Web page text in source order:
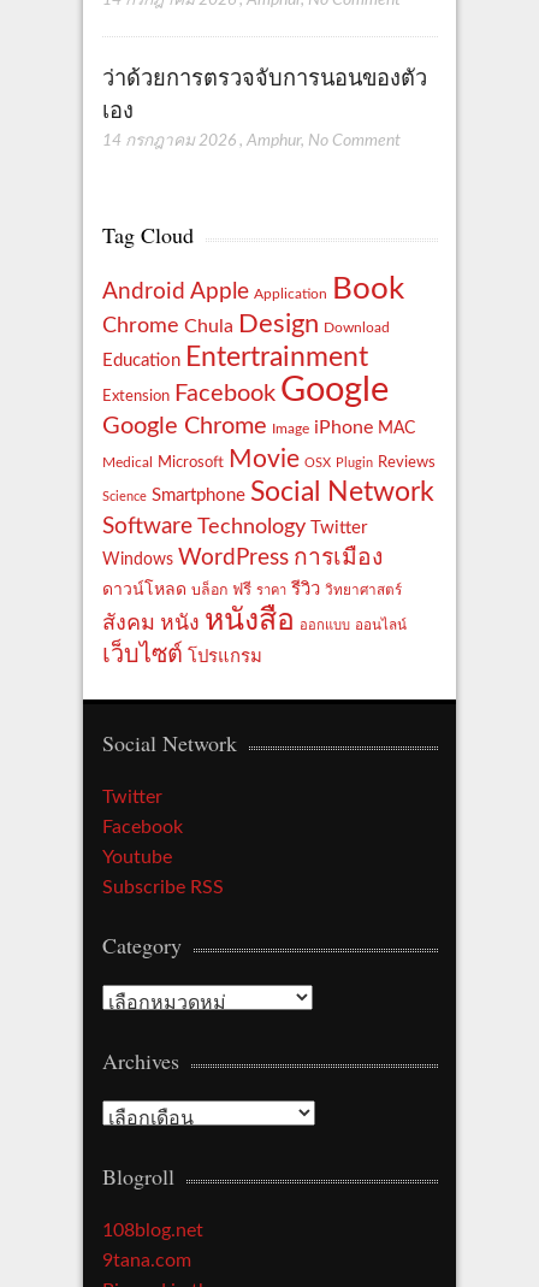
ว่าด้วยการตรวจจับการนอนของตัว
เอง
14 กรกฎาคม 2026 , Amphur, No Comment
Tag Cloud
Android Apple Application Book
Chrome Chula Design Download
Education Entertrainment
Extension Facebook Google
Google Chrome Image iPhone MAC
Medical Microsoft Movie OSX Plugin Reviews
Science Smartphone Social Network
Software Technology
Twitter
Windows WordPress การเมือง
ดาวน์โหลด บล็อก ฟรี ราคา รีวิว วิทยาศาสตร์
สังคม หนัง หนังสือ ออกแบบ ออนไลน์
เว็บไซต์ โปรแกรม
Social Network
Twitter
Facebook
Youtube
Subscribe RSS
Category
Category
Archives
Archives
Blogroll
108blog.net
9tana.com